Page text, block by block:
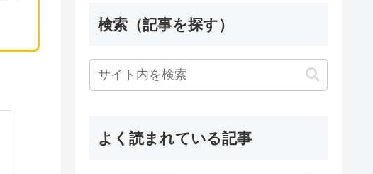
検索（記事を探す）
よく読まれている記事